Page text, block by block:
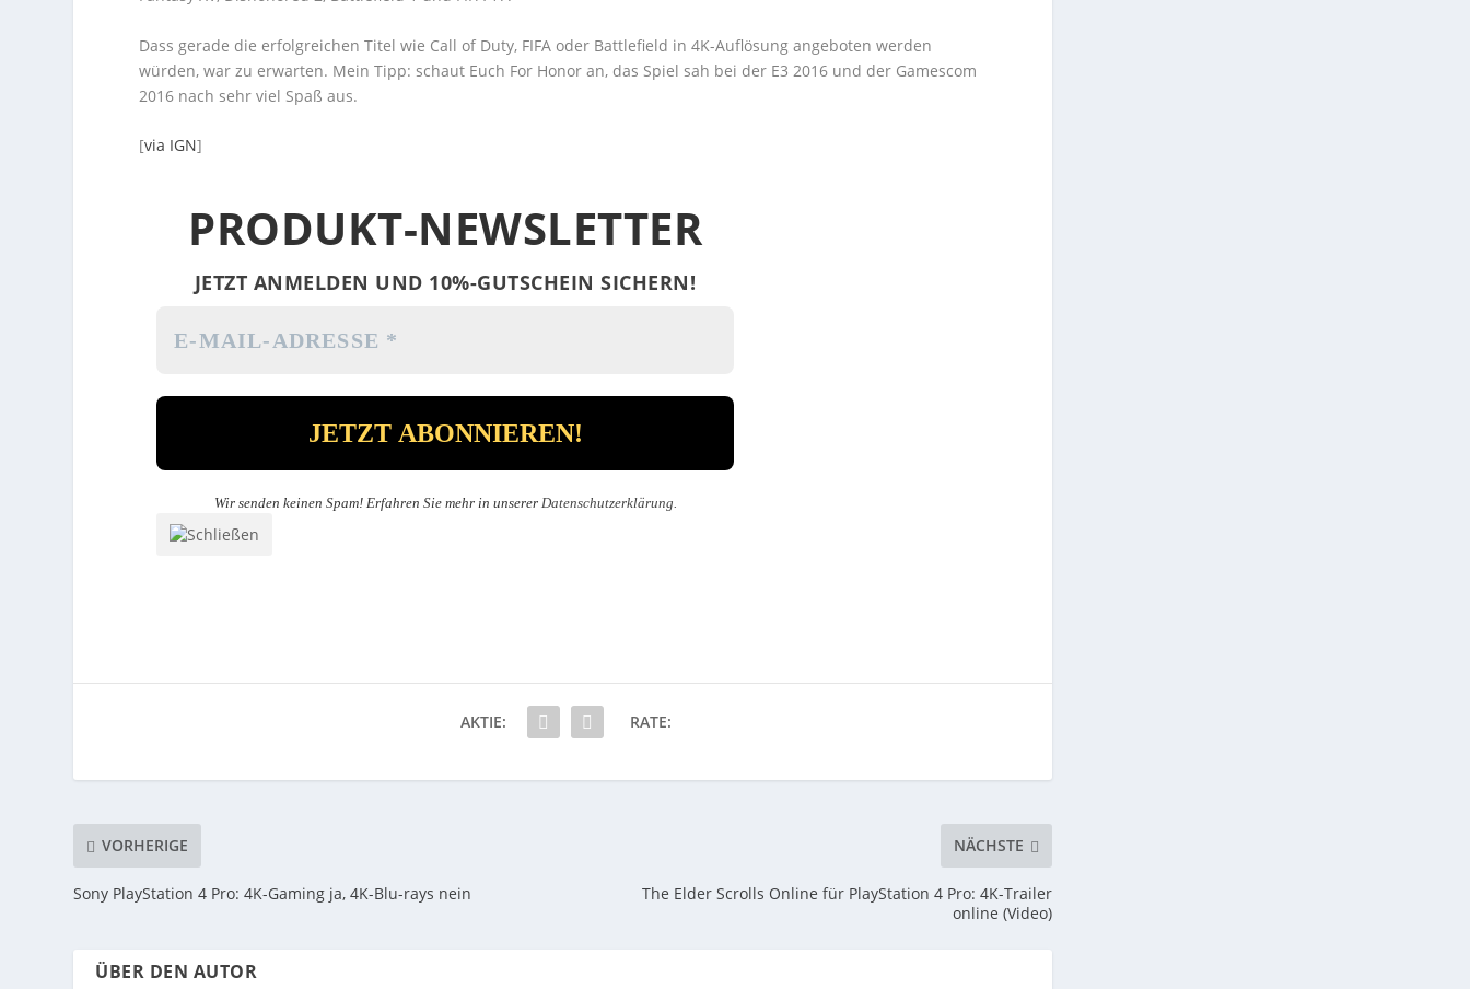
Dass gerade die erfolgreichen Titel wie Call of Duty, FIFA oder Battlefield in 4K-Auflösung angeboten werden
würden, war zu erwarten. Mein Tipp: schaut Euch For Honor an, das Spiel sah bei der E3 2016 und der Gamescom
2016 nach sehr viel Spaß aus.
[via IGN]
PRODUKT-NEWSLETTER
JETZT ANMELDEN UND 10%-GUTSCHEIN SICHERN!
Wir senden keinen Spam! Erfahren Sie mehr in unserer Datenschutzerklärung
AKTIE: RATE:
VORHERIGE
Sony PlayStation 4 Pro: 4K-Gaming ja, 4K-Blu-rays nein
NÄCHSTE
The Elder Scrolls Online für PlayStation 4 Pro: 4K-Trailer
online (Video)
ÜBER DEN AUTOR